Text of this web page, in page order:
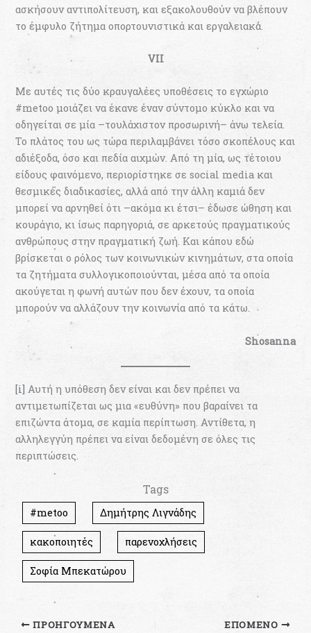
ασκήσουν αντιπολίτευση, και εξακολουθούν να βλέπουν
το έμφυλο ζήτημα οπορτουνιστικά και εργαλειακά.
VII
Με αυτές τις δύο κραυγαλέες υποθέσεις το εγχώριο
#metoo μοιάζει να έκανε έναν σύντομο κύκλο και να
οδηγείται σε μία –τουλάχιστον προσωρινή– άνω τελεία.
Το πλάτος του ως τώρα περιλαμβάνει τόσο σκοπέλους και
αδιέξοδα, όσο και πεδία αιχμών. Από τη μία, ως τέτοιου
είδους φαινόμενο, περιορίστηκε σε social media και
θεσμικές διαδικασίες, αλλά από την άλλη καμιά δεν
μπορεί να αρνηθεί ότι –ακόμα κι έτσι– έδωσε ώθηση και
κουράγιο, κι ίσως παρηγοριά, σε αρκετούς πραγματικούς
ανθρώπους στην πραγματική ζωή. Και κάπου εδώ
βρίσκεται ο ρόλος των κοινωνικών κινημάτων, στα οποία
τα ζητήματα συλλογικοποιούνται, μέσα από τα οποία
ακούγεται η φωνή αυτών που δεν έχουν, τα οποία
μπορούν να αλλάζουν την κοινωνία από τα κάτω.
Shosanna
[i] Αυτή η υπόθεση δεν είναι και δεν πρέπει να
αντιμετωπίζεται ως μια «ευθύνη» που βαραίνει τα
επιζώντα άτομα, σε καμία περίπτωση. Αντίθετα, η
αλληλεγγύη πρέπει να είναι δεδομένη σε όλες τις
περιπτώσεις.
Tags
#metoo Δημήτρης Λιγνάδης
κακοποιητές παρενοχλήσεις
Σοφία Μπεκατώρου
ΠΡΟΗΓΟΎΜΕΝΑ ΕΠΌΜΕΝΟ